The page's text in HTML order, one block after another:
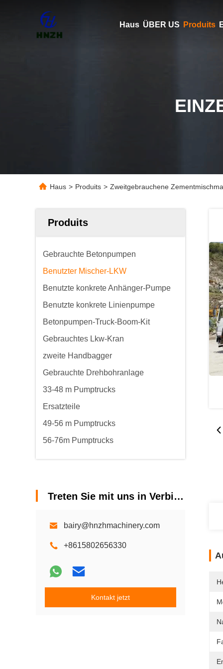
Haus ÜBER US Produits
Haus > Produits > Zweitgebrauchene
Produits
Gebrauchte Betonpumpen
Benutzter Mischer-LKW
Benutzte konkrete Anhänger-Pumpe
Benutzte konkrete Linienpumpe
Betonpumpen-Truck-Boom-Kit
Gebrauchtes Lkw-Kran
zweite Handbagger
Gebrauchte Drehbohranlage
33-48 m Pumptrucks
Ersatzteile
49-56 m Pumptrucks
56-76m Pumptrucks
Treten Sie mit uns in Verbindung
bairy@hnzhmachinery.com
+8615802656330
Kontakt jetzt